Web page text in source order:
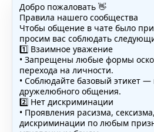
Добро пожаловать 👋
Правила нашего сообщества
Чтобы общение в чате было
просим вас соблюдать
1️⃣ Взаимное уважение
• Запрещены любые формы
перехода на личности.
• Соблюдайте базовый этикет —
дружелюбного общения.
2️⃣ Нет дискриминации
• Проявления расизма,
дискриминации по любым